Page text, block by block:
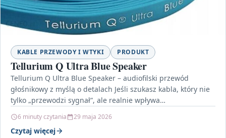
KABLE PRZEWODY I WTYKI PRODUKT
Tellurium Q Ultra Blue Speaker
Tellurium Q Ultra Blue Speaker – audiofilski przewód
głośnikowy z myślą o detalach Jeśli szukasz kabla, który nie
tylko „przewodzi sygnał”, ale realnie wpływa…
6 minuty czytania 29 maja 2026
Czytaj więcej